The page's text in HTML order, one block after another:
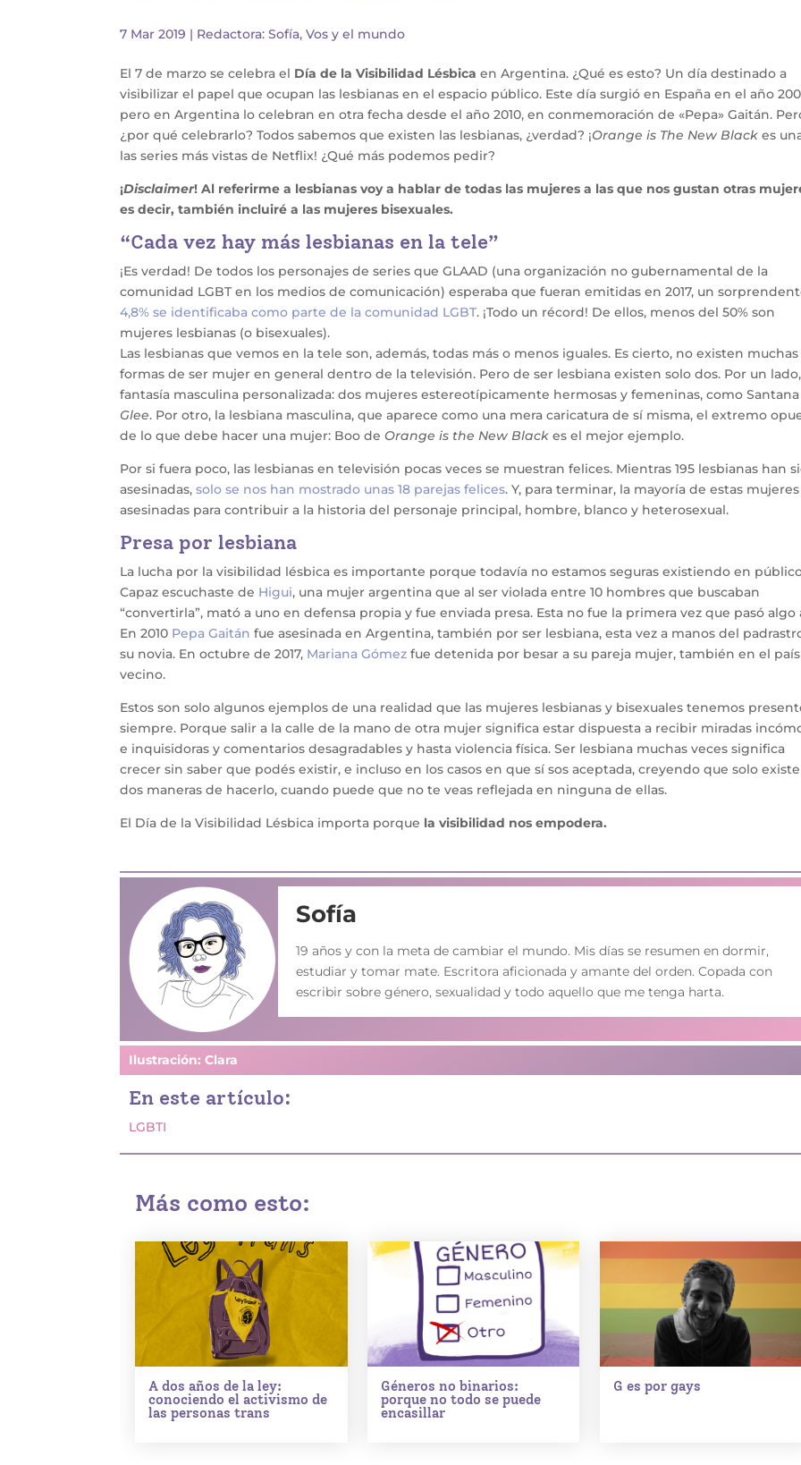
7 Mar 2019 | Redactora: Sofía,Vos y el mundo
El 7 de marzo se celebra el Día de la Visibilidad Lésbica en Argentina. ¿Qué es esto? Un día destinado a
visibilizar el papel que ocupan las lesbianas en el espacio público. Este día surgió en España en el año
pero en Argentina lo celebran en otra fecha desde el año 2010, en conmemoración de «Pepa» Gaitán.
¿por qué celebrarlo? Todos sabemos que existen las lesbianas, ¿verdad? ¡Orange is The New Black es
las series más vistas de Netflix! ¿Qué más podemos pedir?
¡Disclaimer! Al referirme a lesbianas voy a hablar de todas las mujeres a las que nos gustan otras
es decir, también incluiré a las mujeres bisexuales.
“Cada vez hay más lesbianas en la tele”
¡Es verdad! De todos los personajes de series que GLAAD (una organización no gubernamental de la
comunidad LGBT en los medios de comunicación) esperaba que fueran emitidas en 2017, un
4,8% se identificaba como parte de la comunidad LGBT. ¡Todo un récord! De ellos, menos del 50% son
mujeres lesbianas (o bisexuales).
Las lesbianas que vemos en la tele son, además, todas más o menos iguales. Es cierto, no existen muchas
formas de ser mujer en general dentro de la televisión. Pero de ser lesbiana existen solo dos. Por un
fantasía masculina personalizada: dos mujeres estereotípicamente hermosas y femeninas, como
Glee. Por otro, la lesbiana masculina, que aparece como una mera caricatura de sí misma, el extremo
de lo que debe hacer una mujer: Boo de Orange is the New Black es el mejor ejemplo.
Por si fuera poco, las lesbianas en televisión pocas veces se muestran felices. Mientras 195 lesbianas han
asesinadas, solo se nos han mostrado unas 18 parejas felices. Y, para terminar, la mayoría de estas
asesinadas para contribuir a la historia del personaje principal, hombre, blanco y heterosexual.
Presa por lesbiana
La lucha por la visibilidad lésbica es importante porque todavía no estamos seguras existiendo en
Capaz escuchaste de Higui, una mujer argentina que al ser violada entre 10 hombres que buscaban
“convertirla”, mató a uno en defensa propia y fue enviada presa. Esta no fue la primera vez que pasó algo
En 2010 Pepa Gaitán fue asesinada en Argentina, también por ser lesbiana, esta vez a manos del
su novia. En octubre de 2017, Mariana Gómez fue detenida por besar a su pareja mujer, también en el país
vecino.
Estos son solo algunos ejemplos de una realidad que las mujeres lesbianas y bisexuales tenemos
siempre. Porque salir a la calle de la mano de otra mujer significa estar dispuesta a recibir miradas
e inquisidoras y comentarios desagradables y hasta violencia física. Ser lesbiana muchas veces significa
crecer sin saber que podés existir, e incluso en los casos en que sí sos aceptada, creyendo que solo
dos maneras de hacerlo, cuando puede que no te veas reflejada en ninguna de ellas.
El Día de la Visibilidad Lésbica importa porque la visibilidad nos empodera.
Sofía
19 años y con la meta de cambiar el mundo. Mis días se resumen en dormir,
estudiar y tomar mate. Escritora aficionada y amante del orden. Copada con
escribir sobre género, sexualidad y todo aquello que me tenga harta.
Ilustración: Clara
En este artículo:
LGBTI
Más como esto:
A dos años de la ley:
conociendo el activismo de
las personas trans
Géneros no binarios:
porque no todo se puede
encasillar
G es por gays